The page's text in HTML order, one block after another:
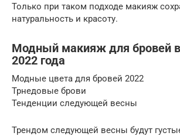
Только при таком подходе макияж
натуральность и красоту.
Модный макияж для бровей
2022 года
Модные цвета для бровей 2022
Трнедовые брови
Тенденции следующей весны
Трендом следующей весны будут